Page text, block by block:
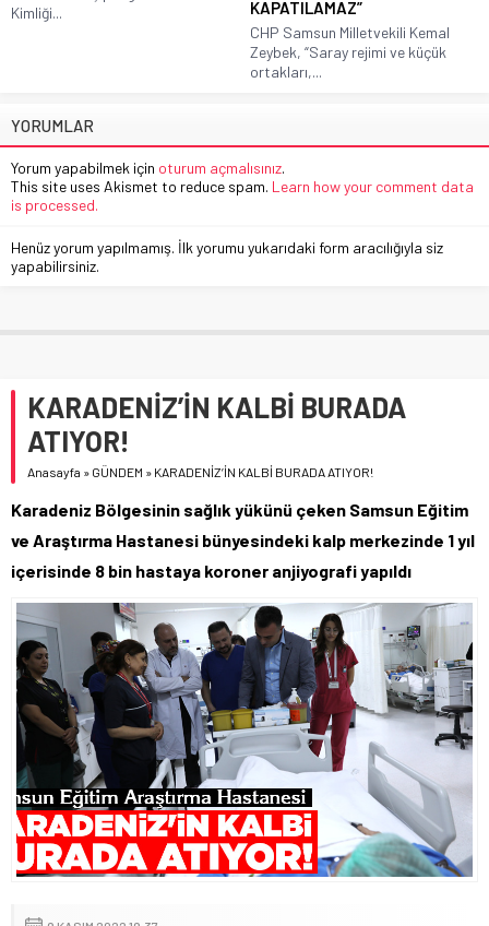
Kimliği...
KAPATILAMAZ”
CHP Samsun Milletvekili Kemal
Zeybek, “Saray rejimi ve küçük
ortakları,...
YORUMLAR
Yorum yapabilmek için oturum açmalısınız.
This site uses Akismet to reduce spam. Learn how your comment data
is processed.
Henüz yorum yapılmamış. İlk yorumu yukarıdaki form aracılığıyla siz
yapabilirsiniz.
KARADENİZ’İN KALBİ BURADA
ATIYOR!
Anasayfa » GÜNDEM » KARADENİZ’İN KALBİ BURADA ATIYOR!
Karadeniz Bölgesinin sağlık yükünü çeken Samsun Eğitim
ve Araştırma Hastanesi bünyesindeki kalp merkezinde 1 yıl
içerisinde 8 bin hastaya koroner anjiyografi yapıldı